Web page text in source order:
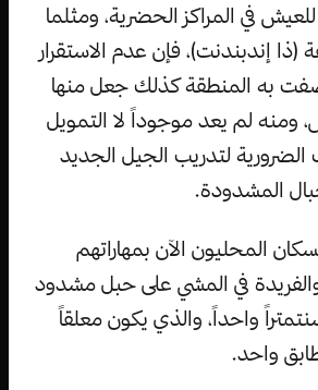
في المراكز الحضرية، ومثلما
إندبندنت)، فإن عدم الاستقرار
به المنطقة كذلك جعل منها
ومنه لم يعد موجوداً لا التمويل
الضرورية لتدريب الجيل الجديد
المشدودة.
المحليون الآن بمهاراتهم
والفريدة في المشي على حبل مشدود
واحداً، والذي يكون معلقاً
طابق واحد.